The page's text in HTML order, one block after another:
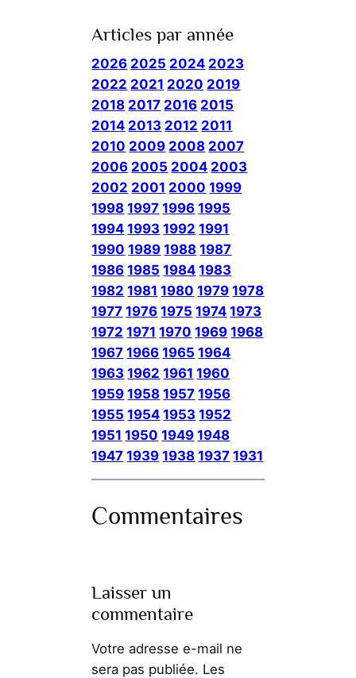
Articles par année
2026 2025 2024 2023
2022 2021 2020 2019
2018 2017 2016 2015
2014 2013 2012 2011
2010 2009 2008 2007
2006 2005 2004 2003
2002 2001 2000 1999
1998 1997 1996 1995
1994 1993 1992 1991
1990 1989 1988 1987
1986 1985 1984 1983
1982 1981 1980 1979 1978
1977 1976 1975 1974 1973
1972 1971 1970 1969 1968
1967 1966 1965 1964
1963 1962 1961 1960
1959 1958 1957 1956
1955 1954 1953 1952
1951 1950 1949 1948
1947 1939 1938 1937 1931
Commentaires
Laisser un
commentaire
Votre adresse e-mail ne
sera pas publiée. Les